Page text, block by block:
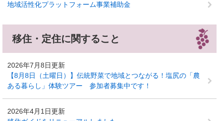
地域活性化プラットフォーム事業補助金
移住・定住に関すること
2026年7月8日更新
【8月8日（土曜日）】伝統野菜で地域とつながる！塩尻の「農
ある暮らし」体験ツアー 参加者募集中です！
2026年4月1日更新